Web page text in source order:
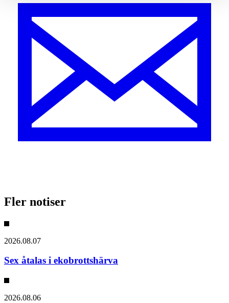
Fler notiser
2026.08.07
Sex åtalas i ekobrottshärva
2026.08.06